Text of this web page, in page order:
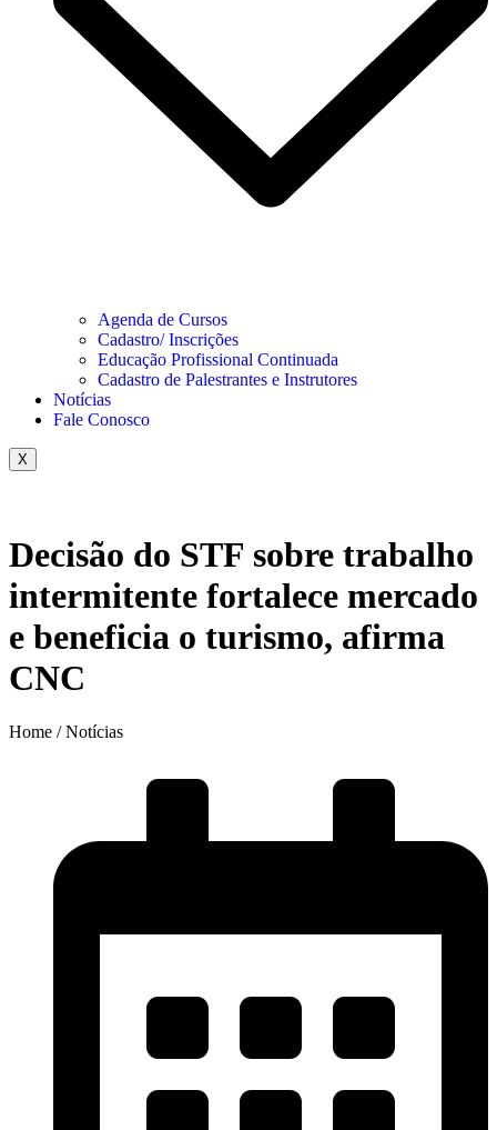
Agenda de Cursos
Cadastro/ Inscrições
Educação Profissional Continuada
Cadastro de Palestrantes e Instrutores
Notícias
Fale Conosco
X
Decisão do STF sobre trabalho
intermitente fortalece mercado
e beneficia o turismo, afirma
CNC
Home / Notícias